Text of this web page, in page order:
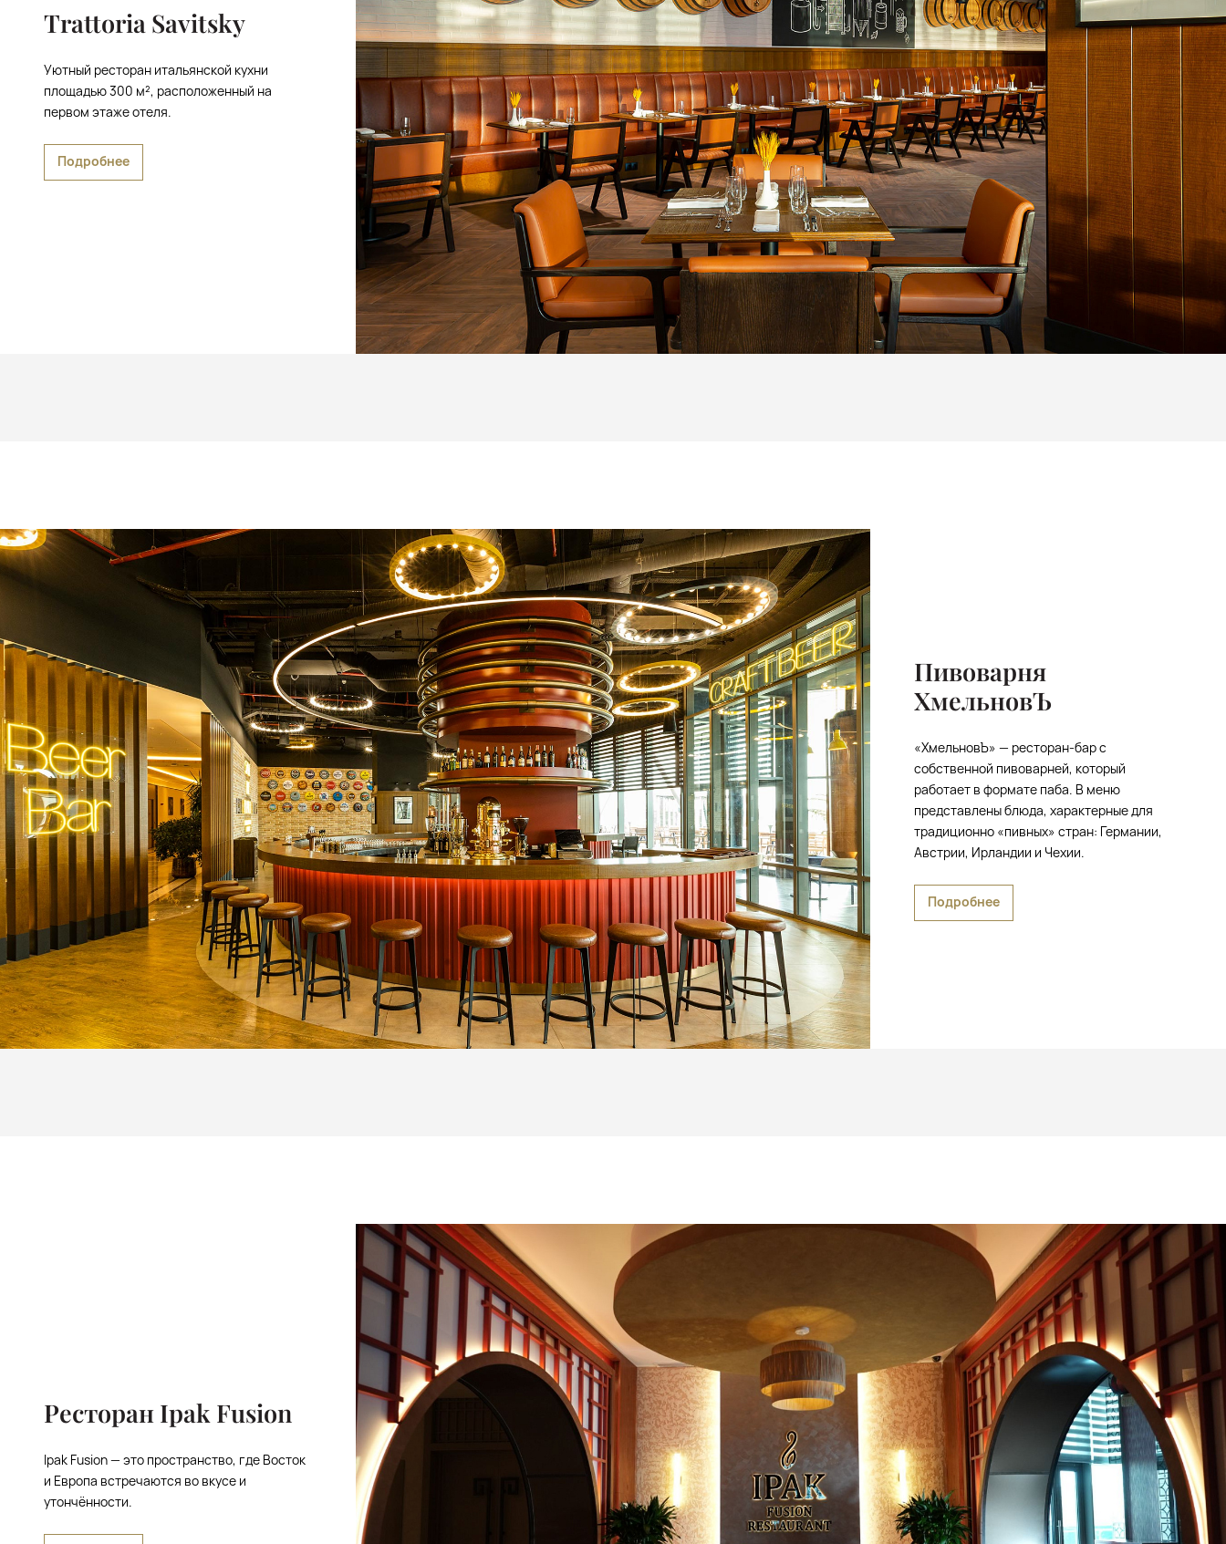
Trattoria Savitsky
Уютный ресторан итальянской кухни
площадью 300 м², расположенный на
первом этаже отеля.
Подробнее
Пивоварня
ХмельновЪ
«ХмельновЪ» — ресторан-бар с
собственной пивоварней, который
работает в формате паба. В меню
представлены блюда, характерные для
традиционно «пивных» стран: Германии,
Австрии, Ирландии и Чехии.
Подробнее
​Ресторан Ipak Fusion
Ipak Fusion — это пространство, где Восток
и Европа встречаются во вкусе и
утончённости.